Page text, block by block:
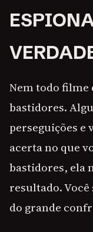
Nem todo filme
bastidores.
perseguições e
acerta no que
bastidores, ela
resultado.
do grande